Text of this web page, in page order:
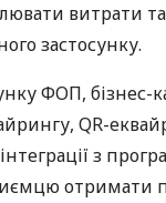
витрати
застосунку.
ФОП, бізнес-
QR-
з
отримати